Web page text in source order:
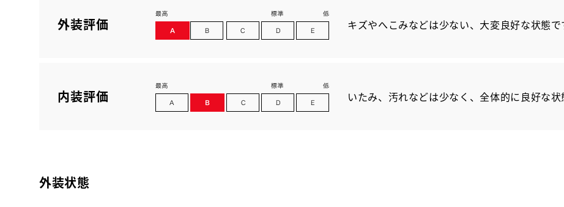
外装評価 キズやへこみなどは少ない、大変良好な状態で
内装評価 いたみ、汚れなどは少なく、全体的に良好な状
外装状態